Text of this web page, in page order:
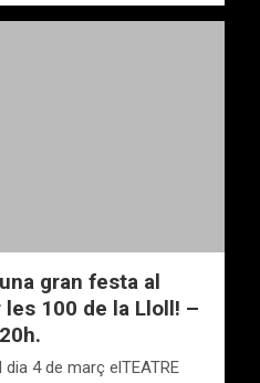
gran festa al
100 de la Lloll! –
4 de març elTEATRE